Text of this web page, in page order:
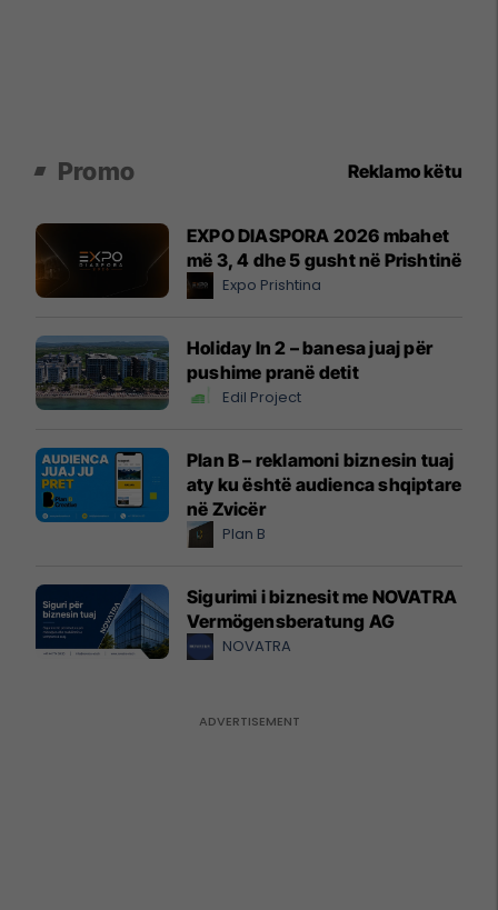
Promo Reklamo këtu
EXPO DIASPORA 2026 mbahet
më 3, 4 dhe 5 gusht në Prishtinë
Expo Prishtina
Holiday In 2 – banesa juaj për
pushime pranë detit
Edil Project
Plan B – reklamoni biznesin tuaj
aty ku është audienca shqiptare
në Zvicër
Plan B
Sigurimi i biznesit me NOVATRA
Vermögensberatung AG
NOVATRA